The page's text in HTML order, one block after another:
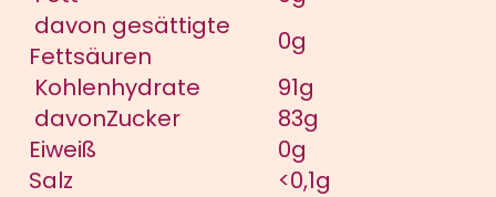
davon gesättigte
Fettsäuren
0g
Kohlenhydrate
91g
davonZucker
83g
Eiweiß
0g
Salz
<0,1g